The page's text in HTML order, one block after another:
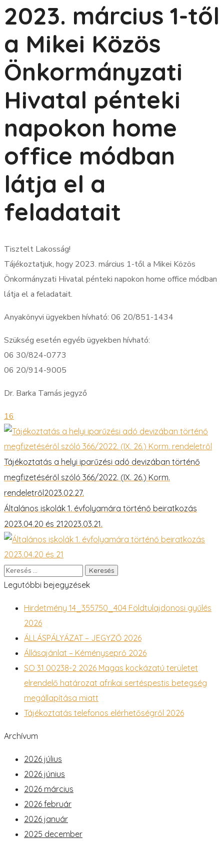
2023. március 1-től
a Mikei Közös
Önkormányzati
Hivatal pénteki
napokon home
office módban
látja el a
feladatait
Tisztelt Lakosság!
Tájékoztatjuk, hogy 2023. március 1-től a Mikei Közös
Önkormányzati Hivatal pénteki napokon home office módban
látja el a feladatait.
Anyakönyvi ügyekben hívható: 06 20/851-1434
Szükség esetén egyéb ügyekben hívható:
06 30/824-0773
06 20/914-9005
Dr. Barka Tamás jegyző
16
Tájékoztatás a helyi iparűzési adó devizában történő
megfizetéséről szóló 366/2022. (IX. 26.) Korm.
rendeletről2023.02.27.
Általános iskolák 1. évfolyamára történő beiratkozás
2023.04.20 és 212023.03.21.
Legutóbbi bejegyzések
Hirdetmény 14_355750_404 Földtulajdonosi gyűlés
2026
ÁLLÁSPÁLYÁZAT – JEGYZŐ 2026
Állásajánlat – Kéményseprő 2026
SO 31 00238-2 2026 Magas kockázatú területet
elrendelő határozat afrikai sertéspestis betegség
megállapítása miatt
Tájékoztatás telefonos elérhetőségről 2026
Archívum
2026 július
2026 június
2026 március
2026 február
2026 január
2025 december